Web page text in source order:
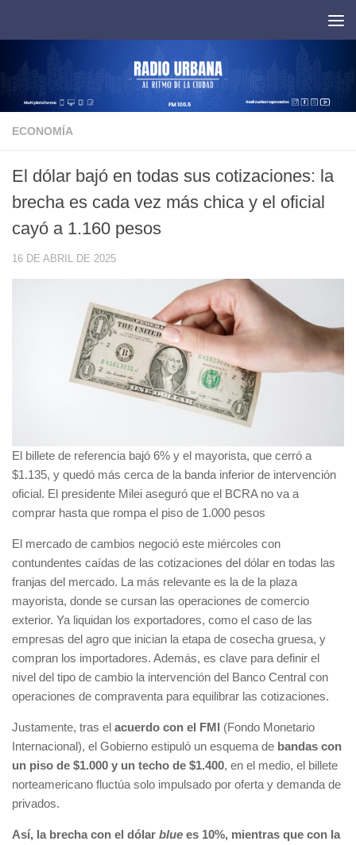
ECONOMÍA
El dólar bajó en todas sus cotizaciones: la
brecha es cada vez más chica y el oficial
cayó a 1.160 pesos
16 DE ABRIL DE 2025
El billete de referencia bajó 6% y el mayorista, que cerró a
$1.135, y quedó más cerca de la banda inferior de intervención
oficial. El presidente Milei aseguró que el BCRA no va a
comprar hasta que rompa el piso de 1.000 pesos
El mercado de cambios negoció este miércoles con
contundentes caídas de las cotizaciones del dólar en todas las
franjas del mercado. La más relevante es la de la plaza
mayorista, donde se cursan las operaciones de comercio
exterior. Ya liquidan los exportadores, como el caso de las
empresas del agro que inician la etapa de cosecha gruesa, y
compran los importadores. Además, es clave para definir el
nivel del tipo de cambio la intervención del Banco Central con
operaciones de compraventa para equilibrar las cotizaciones.
Justamente, tras el acuerdo con el FMI (Fondo Monetario
Internacional), el Gobierno estipuló un esquema de bandas con
un piso de $1.000 y un techo de $1.400, en el medio, el billete
norteamericano fluctúa solo impulsado por oferta y demanda de
privados.
Así, la brecha con el dólar blue es 10%, mientras que con la